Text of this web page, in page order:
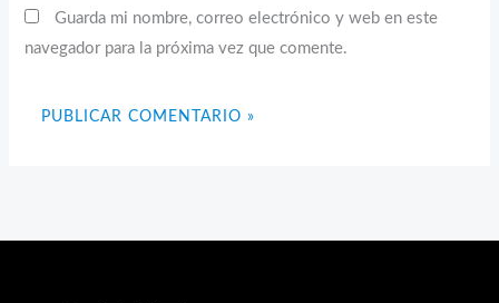
Guarda mi nombre, correo electrónico y web en este
navegador para la próxima vez que comente.